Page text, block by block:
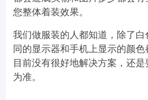
您整体着装效果。
我们做服装的人都知道，除了
同的显示器和手机上显示的颜
目前没有很好地解决方案，还
为准。